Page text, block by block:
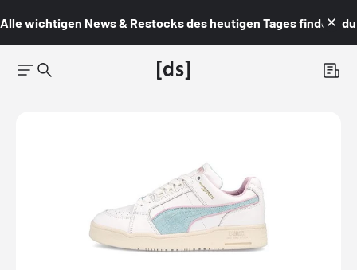
Alle wichtigen News & Restocks des heutigen Tages findest du